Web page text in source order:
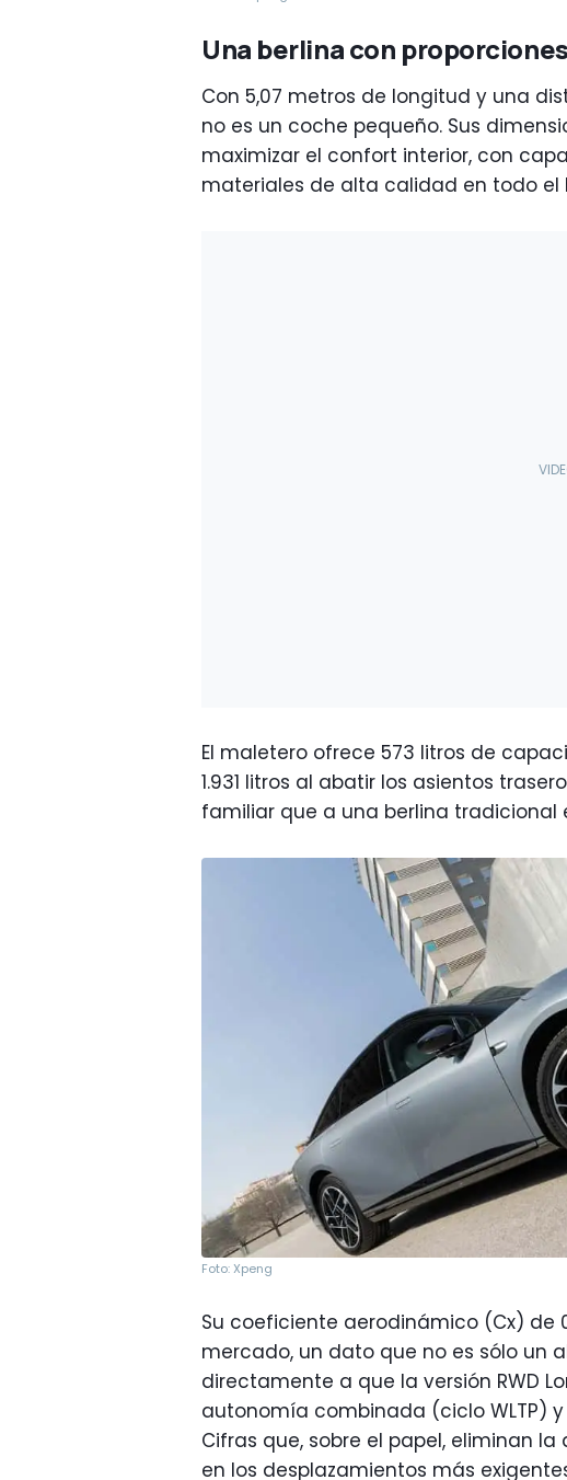
Una berlina con
Con 5,07 metros de longitud y una
no es un coche pequeño. Sus
maximizar el confort interior, con
materiales de alta calidad en todo el
El maletero ofrece 573 litros de
1.931 litros al abatir los asientos
familiar que a una berlina tradicional
Foto: Xpeng
Su coeficiente aerodinámico (Cx) de
mercado, un dato que no es sólo un
directamente a que la versión RWD
autonomía combinada (ciclo WLTP)
Cifras que, sobre el papel, eliminan
en los desplazamientos más